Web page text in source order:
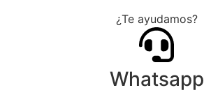
¿Te ayudamos?
Whatsapp